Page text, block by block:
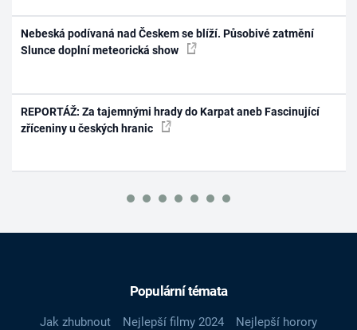
Nebeská podívaná nad Českem se blíží. Působivé zatmění
Slunce doplní meteorická show
REPORTÁŽ: Za tajemnými hrady do Karpat aneb Fascinující
zříceniny u českých hranic
Populární témata
Jak zhubnout Nejlepší filmy 2024
Nejlepší horory